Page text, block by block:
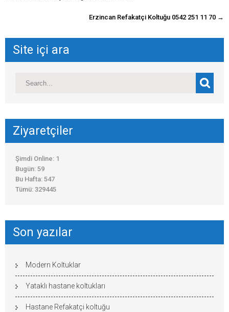
Erzincan Refakatçi Koltuğu 0542 251 11 70 →
Site içi ara
Ziyaretçiler
Şimdi Online: 1
Bugün: 59
Bu Hafta: 547
Tümü: 329445
Son yazılar
Modern Koltuklar
Yataklı hastane koltukları
Hastane Refakatçi koltuğu